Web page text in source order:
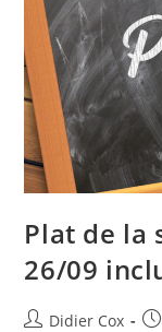
Plat de la
26/09
Didier Cox